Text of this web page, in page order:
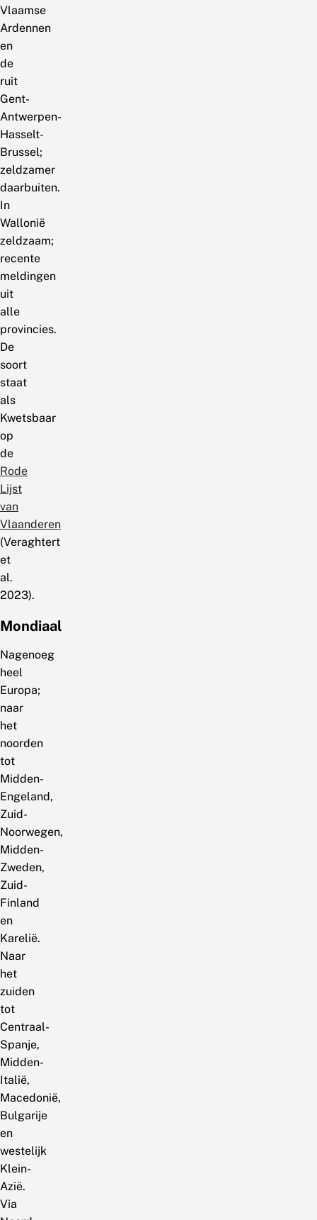
Vlaamse
Ardennen
en
de
ruit
Gent-
Antwerpen-
Hasselt-
Brussel;
zeldzamer
daarbuiten.
In
Wallonië
zeldzaam;
recente
meldingen
uit
alle
provincies.
De
soort
staat
als
Kwetsbaar
op
de
Rode
Lijst
van
Vlaanderen
(Veraghtert
et
al.
2023).
Mondiaal
Nagenoeg
heel
Europa;
naar
het
noorden
tot
Midden-
Engeland,
Zuid-
Noorwegen,
Midden-
Zweden,
Zuid-
Finland
en
Karelië.
Naar
het
zuiden
tot
Centraal-
Spanje,
Midden-
Italië,
Macedonië,
Bulgarije
en
westelijk
Klein-
Azië.
Via